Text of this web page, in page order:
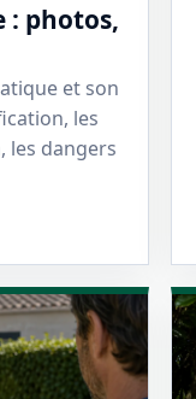
: photos,
et son
les
les dangers